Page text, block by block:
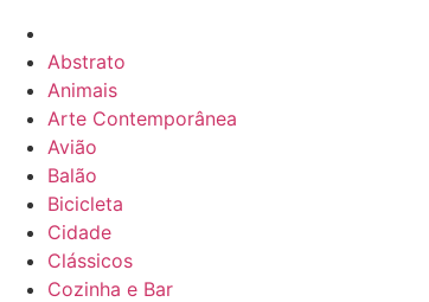
Abstrato
Animais
Arte Contemporânea
Avião
Balão
Bicicleta
Cidade
Clássicos
Cozinha e Bar